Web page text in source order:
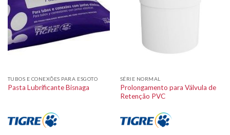
TUBOS E CONEXÕES PARA ESGOTO
Pasta Lubrificante Bisnaga
SÉRIE NORMAL
Prolongamento para Válvula de
Retenção PVC